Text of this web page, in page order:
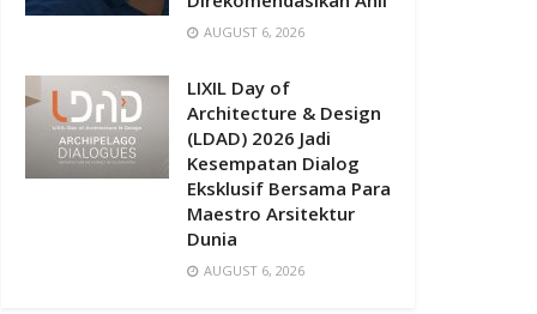
AUGUST 6, 2026
LIXIL Day of
Architecture & Design
(LDAD) 2026 Jadi
Kesempatan Dialog
Eksklusif Bersama Para
Maestro Arsitektur
Dunia
AUGUST 6, 2026